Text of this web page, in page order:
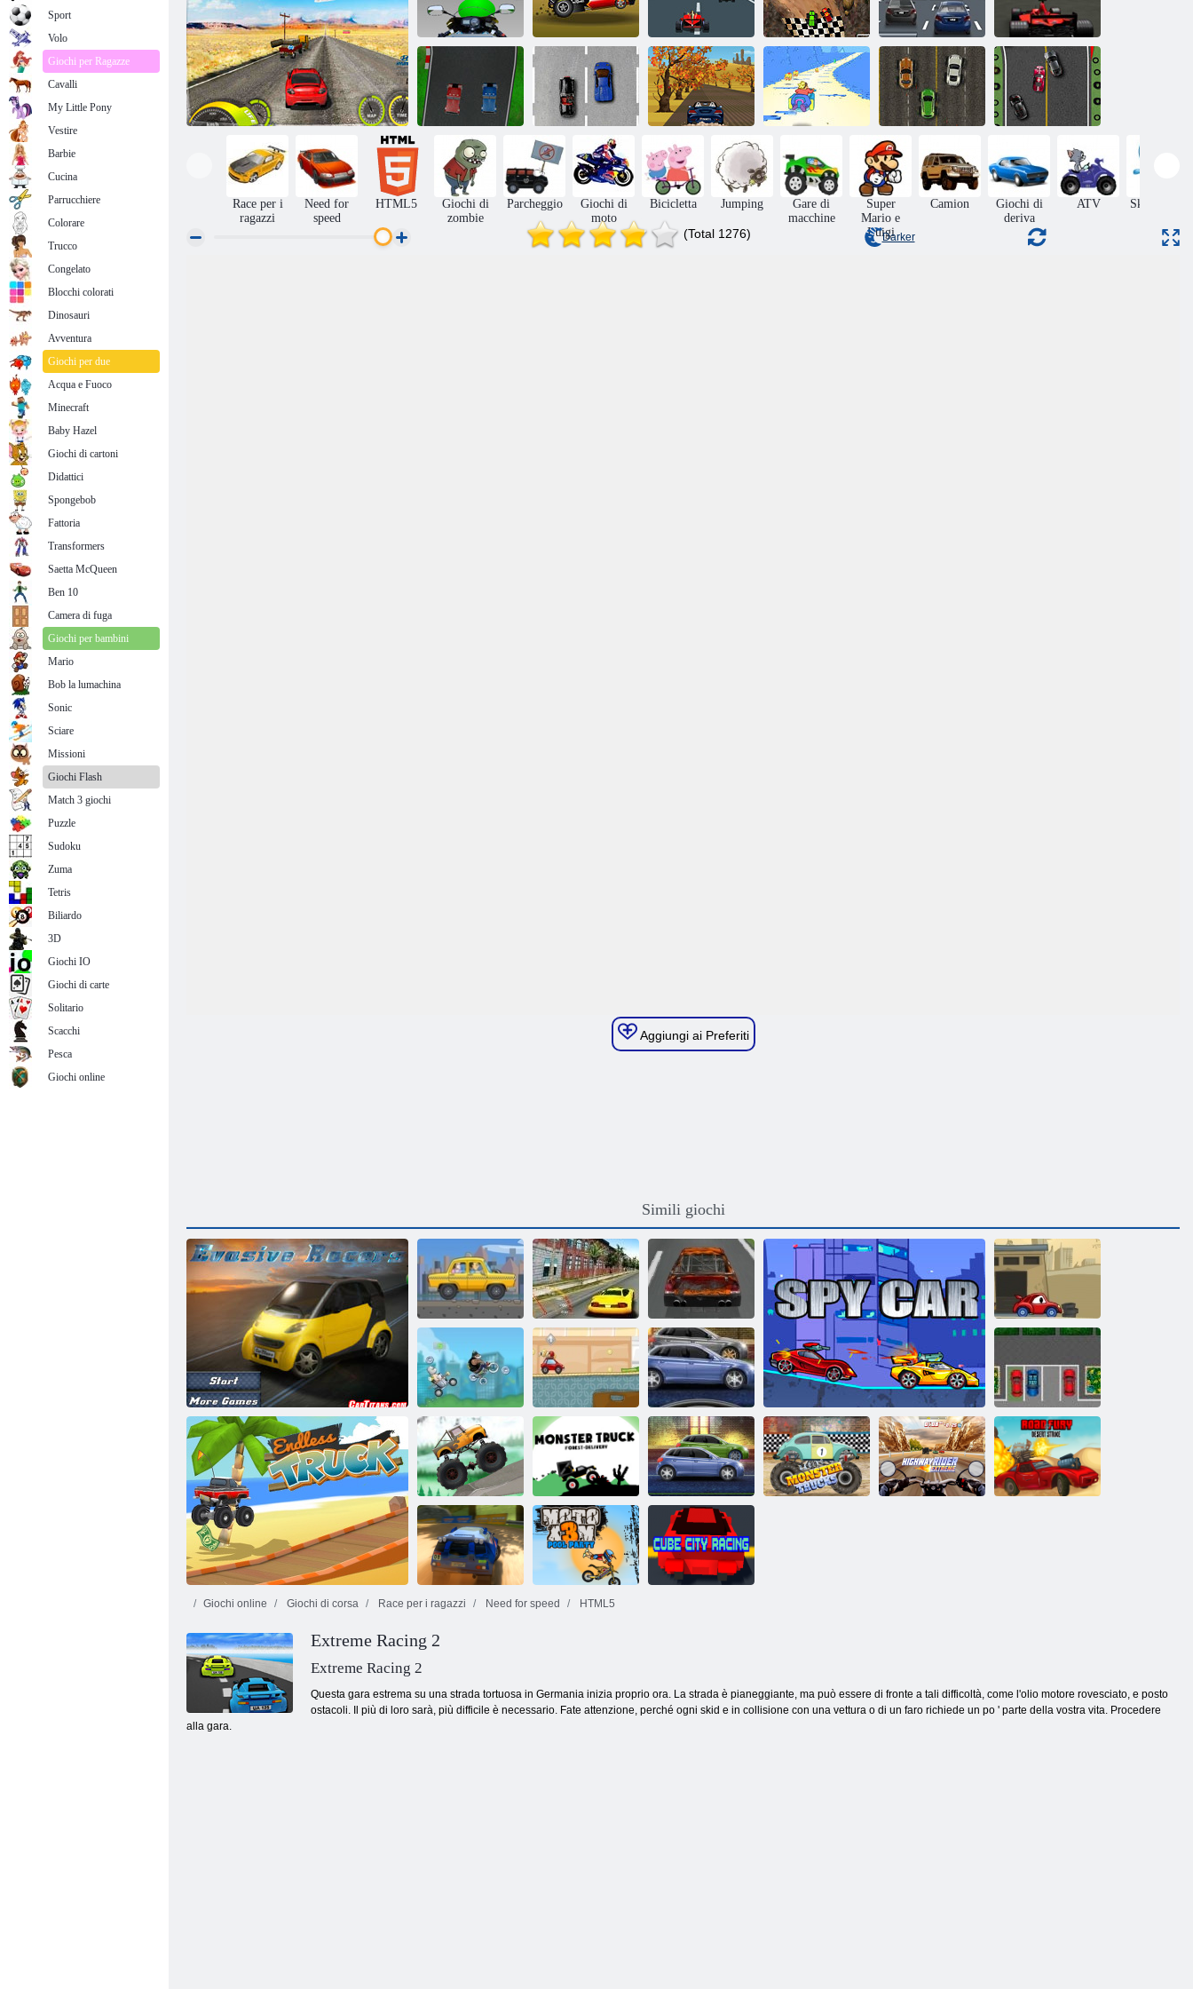
Velocità Biker
Drag Race
Demon 2
Extreme Racing Velocità Trucks Gara 3D 3D gara di F1
Gara-2 truck
Classic contro
Chiudere e
Sposta
Spazio Punk
Racer
Gara per il
mostro-camion
Rally Corse
Race per i
ragazzi
Need for
speed
HTML5
Giochi di
zombie
Parcheggio
Giochi di
moto
Bicicletta Jumping
Gare di
macchine
Super
Mario e
Luigi
Camion
Giochi di
deriva
ATV Skateboard
(Total 1276) Darker
Aggiungi ai Preferiti
Simili giochi
evasive Racers
Taxi Express
La febbre della
velocità
American
Racing
L'auto mangia
l'auto 2
Madmen Corse
I corridori di
paintball
Razza di strada
furia
Parcheggio
Passion
Prove di camion
Monster Truck
Forest-consegna
Potenti motori
Punto di rally 6
Giochi online Giochi di corsa Race per i ragazzi Need for speed HTML5
Extreme Racing 2
Extreme Racing 2
Questa gara estrema su una strada tortuosa in Germania inizia proprio ora. La strada è pianeggiante, ma può essere di fronte a tali difficoltà, come l'olio motore rovesciato, e posto
ostacoli. Il più di loro sarà, più difficile è necessario. Fate attenzione, perché ogni skid e in collisione con una vettura o di un faro richiede un po ' parte della vostra vita. Procedere
alla gara.
Sport
Volo
Giochi per Ragazze
Cavalli
My Little Pony
Vestire
Barbie
Cucina
Parrucchiere
Colorare
Trucco
Congelato
Blocchi colorati
Dinosauri
Avventura
Giochi per due
Acqua e Fuoco
Minecraft
Baby Hazel
Giochi di cartoni
Didattici
Spongebob
Fattoria
Transformers
Saetta McQueen
Ben 10
Camera di fuga
Giochi per bambini
Mario
Bob la lumachina
Sonic
Sciare
Missioni
Giochi Flash
Match 3 giochi
Puzzle
Sudoku
Zuma
Tetris
Biliardo
3D
Giochi IO
Giochi di carte
Solitario
Scacchi
Pesca
Giochi online